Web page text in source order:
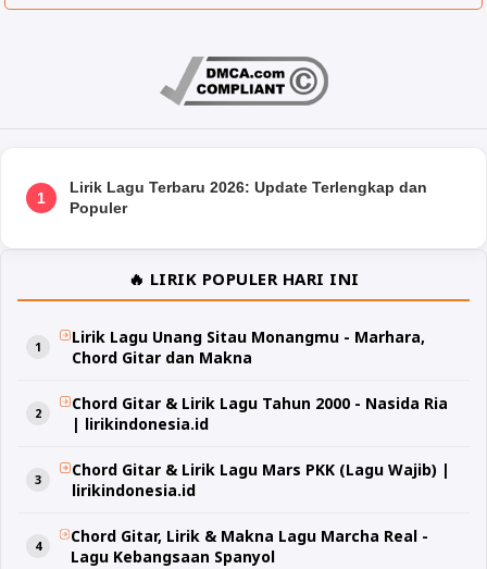
1
Lirik Lagu Terbaru 2026: Update Terlengkap dan
Populer
🔥 LIRIK POPULER HARI INI
Lirik Lagu Unang Sitau Monangmu - Marhara,
Chord Gitar dan Makna
Chord Gitar & Lirik Lagu Tahun 2000 - Nasida Ria
| lirikindonesia.id
Chord Gitar & Lirik Lagu Mars PKK (Lagu Wajib) |
lirikindonesia.id
Chord Gitar, Lirik & Makna Lagu Marcha Real -
Lagu Kebangsaan Spanyol